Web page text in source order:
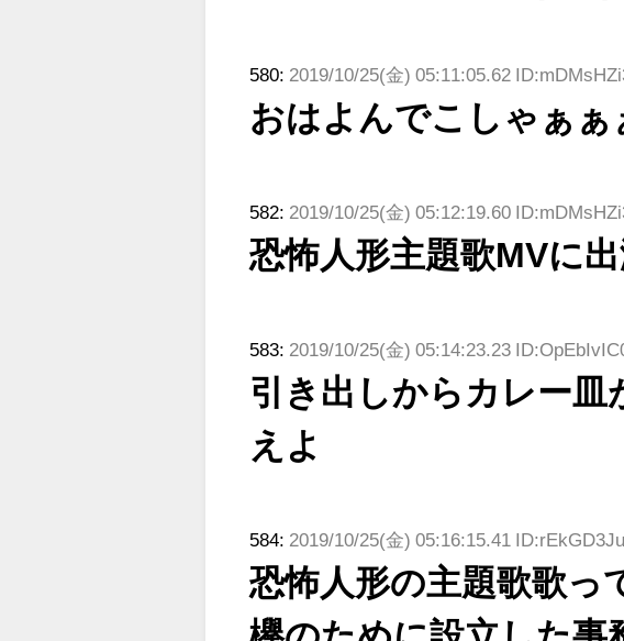
580: 2019/10/25(金) 05:11:05.62
おはよんでこしゃぁぁ
582: 2019/10/25(金) 05:12:19.60
恐怖人形主題歌MVに出
583: 2019/10/25(金) 05:14:23.23
引き出しからカレー
えよ
584: 2019/10/25(金) 05:16:15.41
恐怖人形の主題歌歌っ